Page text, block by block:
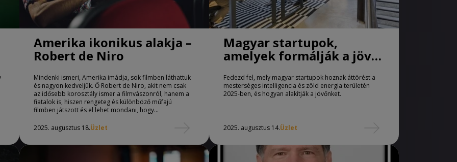
Amerika ikonikus alakja –
Robert de Niro
Mindenki ismeri, Amerika imádja, sok filmben láthattuk
és nagyon kedveljük. Ő Robert de Niro, akit nem csak
az idősebb korosztály ismer a filmvászonról, hanem a
fiatalok is, hiszen rengeteg és különböző műfajú
filmben játszott és el lehet mondani, hogy
2025. augusztus 18.Üzlet
Magyar startupok,
amelyek formálják a jövő
technológiáját
Fedezd fel, mely magyar startupok hoznak áttörést a
mesterséges intelligencia és zöld energia területén
2025-ben, és hogyan alakítják a jövőnket.
2025. augusztus 14.Üzlet